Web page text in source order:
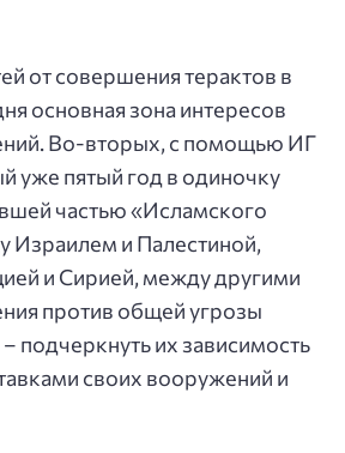
от совершения терактов в
основная зона интересов
Во-вторых, с помощью ИГ
уже пятый год в одиночку
частью «Исламского
Израилем и Палестиной,
и Сирией, между другими
против общей угрозы
подчеркнуть их зависимость
своих вооружений и